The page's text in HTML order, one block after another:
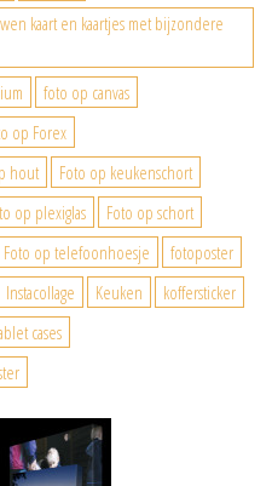
kaart en kaartjes met bijzondere
foto op canvas
op Forex
hout
Foto op keukenschort
op plexiglas
Foto op schort
Foto op telefoonhoesje
fotoposter
Instacollage Keuken
koffersticker
cases